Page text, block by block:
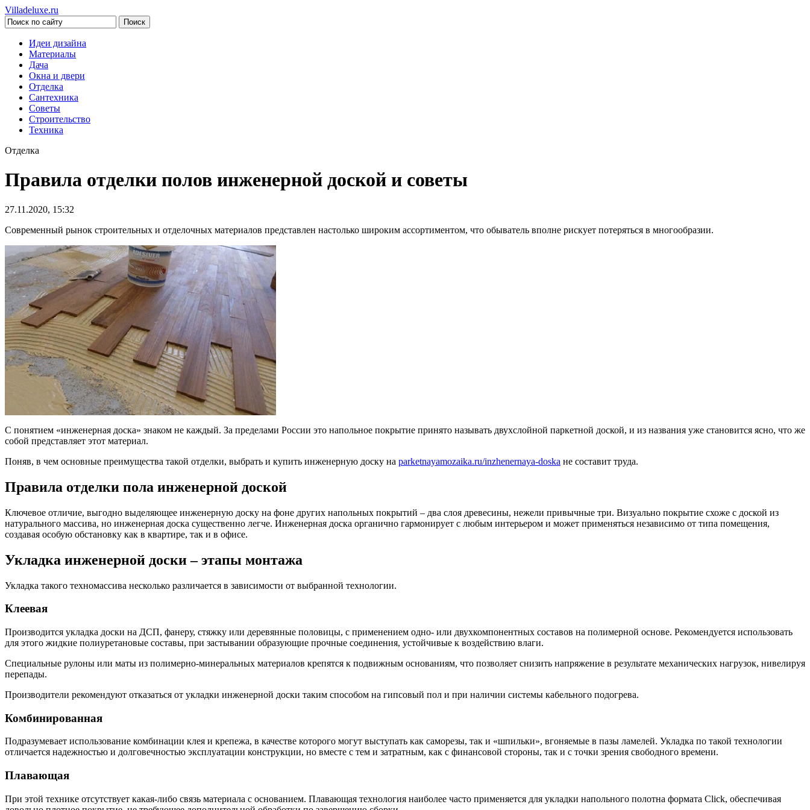
Villadeluxe.ru
Идеи дизайна
Материалы
Дача
Окна и двери
Отделка
Сантехника
Советы
Строительство
Техника
Отделка
Правила отделки полов инженерной доской и советы
27.11.2020, 15:32
Современный рынок строительных и отделочных материалов представлен настолько широким ассортиментом, что обыватель вполне рискует потеряться в многообразии.
С понятием «инженерная доска» знаком не каждый. За пределами России это напольное покрытие принято называть двухслойной паркетной доской, и из названия уже становится ясно, что же
собой представляет этот материал.
Поняв, в чем основные преимущества такой отделки, выбрать и купить инженерную доску на parketnayamozaika.ru/inzhenernaya-doska не составит труда.
Правила отделки пола инженерной доской
Ключевое отличие, выгодно выделяющее инженерную доску на фоне других напольных покрытий – два слоя древесины, нежели привычные три. Визуально покрытие схоже с доской из
натурального массива, но инженерная доска существенно легче. Инженерная доска органично гармонирует с любым интерьером и может применяться независимо от типа помещения,
создавая особую обстановку как в квартире, так и в офисе.
Укладка инженерной доски – этапы монтажа
Укладка такого техномассива несколько различается в зависимости от выбранной технологии.
Клеевая
Производится укладка доски на ДСП, фанеру, стяжку или деревянные половицы, с применением одно- или двухкомпонентных составов на полимерной основе. Рекомендуется использовать
для этого жидкие полиуретановые составы, при застывании образующие прочные соединения, устойчивые к воздействию влаги.
Специальные рулоны или маты из полимерно-минеральных материалов крепятся к подвижным основаниям, что позволяет снизить напряжение в результате механических нагрузок, нивелируя
перепады.
Производители рекомендуют отказаться от укладки инженерной доски таким способом на гипсовый пол и при наличии системы кабельного подогрева.
Комбинированная
Подразумевает использование комбинации клея и крепежа, в качестве которого могут выступать как саморезы, так и «шпильки», вгоняемые в пазы ламелей. Укладка по такой технологии
отличается надежностью и долговечностью эксплуатации конструкции, но вместе с тем и затратным, как с финансовой стороны, так и с точки зрения свободного времени.
Плавающая
При этой технике отсутствует какая-либо связь материала с основанием. Плавающая технология наиболее часто применяется для укладки напольного полотна формата Click, обеспечивая